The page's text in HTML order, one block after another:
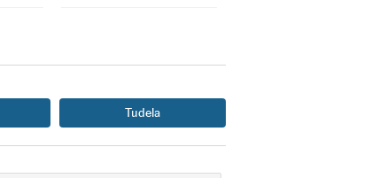
Tudela